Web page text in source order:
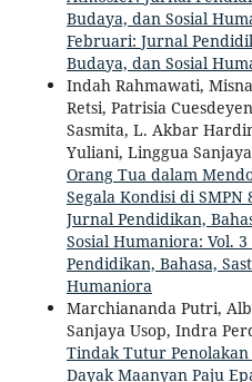
Budaya, dan Sosial
Februari: Jurnal
Budaya, dan Sosial
Indah Rahmawati,
Retsi, Patrisia
Sasmita, L. Akbar
Yuliani, Linggua
Orang Tua dalam
Segala Kondisi di SMPN
Jurnal Pendidikan,
Sosial Humaniora: Vol.
Pendidikan, Bahasa,
Humaniora
Marchiananda Putri,
Sanjaya Usop, Indra
Tindak Tutur
Dayak Maanyan Paju